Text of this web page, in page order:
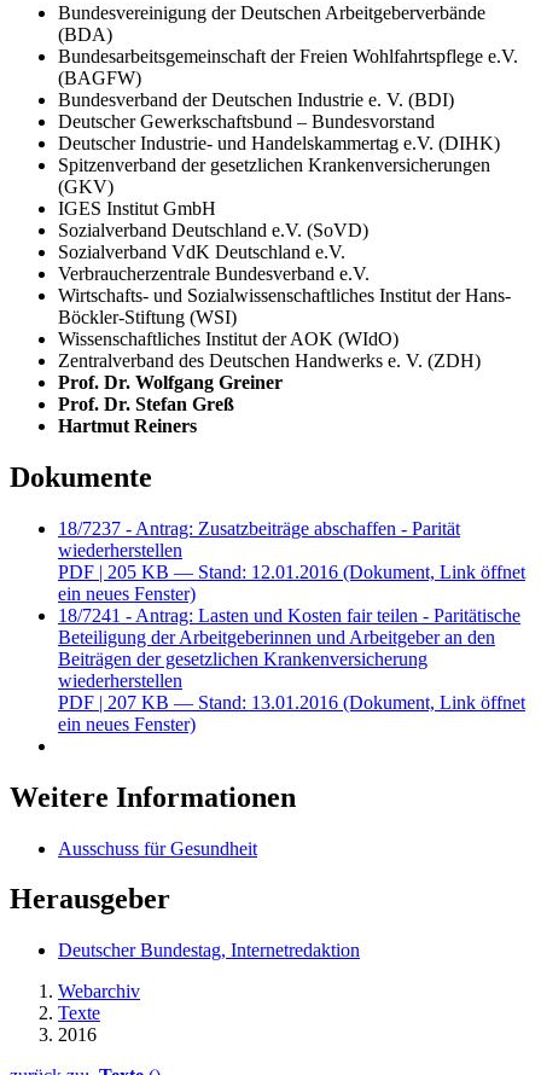
Bundesvereinigung der Deutschen Arbeitgeberverbände
(BDA)
Bundesarbeitsgemeinschaft der Freien Wohlfahrtspflege e.V.
(BAGFW)
Bundesverband der Deutschen Industrie e. V. (BDI)
Deutscher Gewerkschaftsbund – Bundesvorstand
Deutscher Industrie- und Handelskammertag e.V. (DIHK)
Spitzenverband der gesetzlichen Krankenversicherungen
(GKV)
IGES Institut GmbH
Sozialverband Deutschland e.V. (SoVD)
Sozialverband VdK Deutschland e.V.
Verbraucherzentrale Bundesverband e.V.
Wirtschafts- und Sozialwissenschaftliches Institut der Hans-
Böckler-Stiftung (WSI)
Wissenschaftliches Institut der AOK (WIdO)
Zentralverband des Deutschen Handwerks e. V. (ZDH)
Prof. Dr. Wolfgang Greiner
Prof. Dr. Stefan Greß
Hartmut Reiners
Dokumente
18/7237 - Antrag: Zusatzbeiträge abschaffen - Parität
wiederherstellen
PDF | 205 KB — Stand: 12.01.2016 (Dokument, Link öffnet
ein neues Fenster)
18/7241 - Antrag: Lasten und Kosten fair teilen - Paritätische
Beteiligung der Arbeitgeberinnen und Arbeitgeber an den
Beiträgen der gesetzlichen Krankenversicherung
wiederherstellen
PDF | 207 KB — Stand: 13.01.2016 (Dokument, Link öffnet
ein neues Fenster)
Weitere Informationen
Ausschuss für Gesundheit
Herausgeber
Deutscher Bundestag, Internetredaktion
Webarchiv
Texte
2016